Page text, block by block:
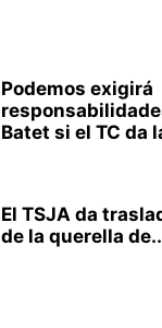
Podemos exigirá
Batet si el TC da
El TSJA da
de la querella